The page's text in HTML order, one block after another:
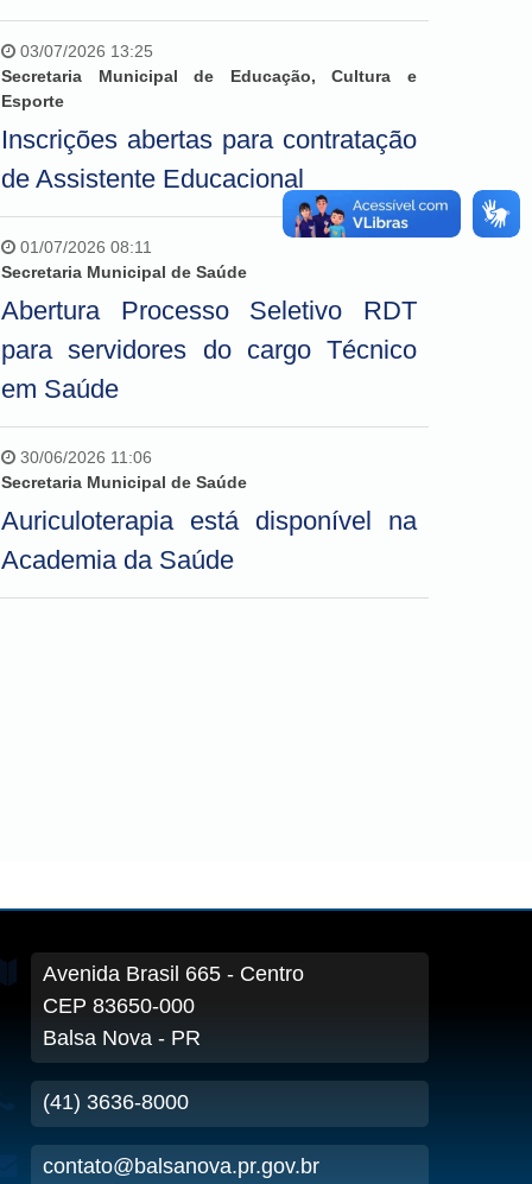
03/07/2026 13:25
Secretaria Municipal de Educação, Cultura e
Esporte
Inscrições abertas para contratação
de Assistente Educacional
01/07/2026 08:11
Secretaria Municipal de Saúde
Abertura Processo Seletivo RDT
para servidores do cargo Técnico
em Saúde
30/06/2026 11:06
Secretaria Municipal de Saúde
Auriculoterapia está disponível na
Academia da Saúde
Avenida Brasil 665 - Centro
CEP 83650-000
Balsa Nova - PR
(41) 3636-8000
contato@balsanova.pr.gov.br